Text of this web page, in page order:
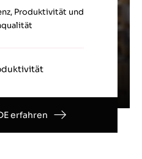
Produktivität und
erfahren